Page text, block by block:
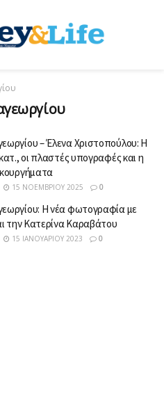
– Έλενα Χριστοπούλου: Η
οι πλαστές υπογραφές και η
15 ΝΟΕΜΒΡΊΟΥ 2025 0
Η νέα φωτογραφία με
την Κατερίνα Καραβάτου
15 ΙΑΝΟΥΑΡΊΟΥ 2023 0